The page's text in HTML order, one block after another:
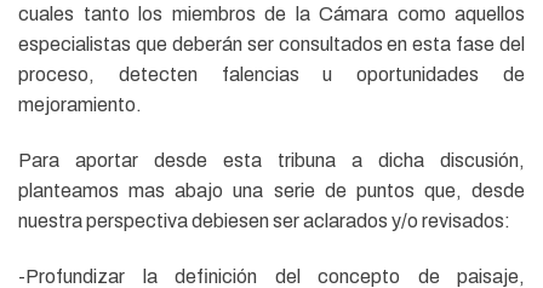
cuales tanto los miembros de la Cámara como aquellos
especialistas que deberán ser consultados en esta fase del
proceso, detecten falencias u oportunidades de
mejoramiento.
Para aportar desde esta tribuna a dicha discusión,
planteamos mas abajo una serie de puntos que, desde
nuestra perspectiva debiesen ser aclarados y/o revisados:
-Profundizar la definición del concepto de paisaje,